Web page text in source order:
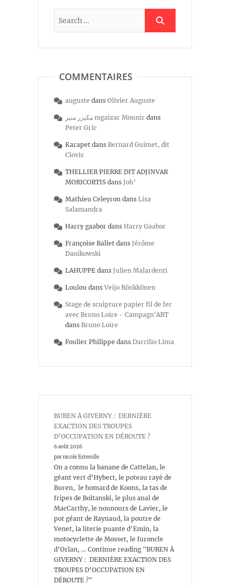
COMMENTAIRES
auguste dans Olivier Auguste
مكيزر منير mgaizar Mounir dans
Peter Gric
Karapet dans Bernard Guimet, dit
Clovis
THELLIER PIERRE DIT ADJINVAR
MORICORTIS dans Joh’
Mathieu Celeyron dans Lisa
Salamandra
Harry gaabor dans Harry Gaabor
Françoise Ballet dans Jérôme
Danikowski
LAHUPPE dans Julien Malardenti
Loulou dans Veijo Rönkkönen
Stage de sculpture papier fil de fer
avec Bruno Loire - Campagn'ART
dans Bruno Loire
Foulier Philippe dans Darcilio Lima
BUREN À GIVERNY : DERNIÈRE
EXACTION DES TROUPES
D’OCCUPATION EN DÉROUTE ?
6 août 2026
par nicole Esterolle
On a connu la banane de Cattelan, le
géant vert d’Hybert, le poteau rayé de
Buren, le homard de Koons, la tas de
fripes de Boltanski, le plus anal de
MacCarthy, le nounours de Lavier, le
pot géant de Raynaud, la poutre de
Venet, la literie puante d’Emin, la
motocyclette de Mosset, le furoncle
d’Orlan, … Continue reading "BUREN À
GIVERNY : DERNIÈRE EXACTION DES
TROUPES D’OCCUPATION EN
DÉROUTE ?"